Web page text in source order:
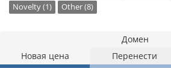
Novelty (1)
Other (8)
Домен
Новая цена
Перенести